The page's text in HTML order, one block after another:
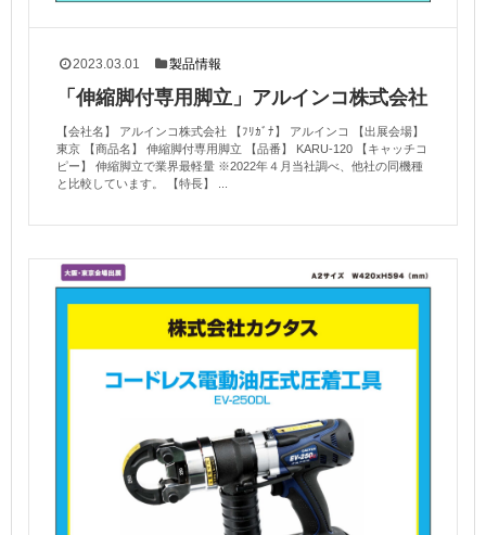
2023.03.01 製品情報
「伸縮脚付専用脚立」アルインコ株式会社
【会社名】 アルインコ株式会社 【ﾌﾘｶﾞﾅ】 アルインコ 【出展会場】
東京 【商品名】 伸縮脚付専用脚立 【品番】 KARU-120 【キャッチコ
ピー】 伸縮脚立で業界最軽量 ※2022年４月当社調べ、他社の同機種
と比較しています。 【特長】 ...